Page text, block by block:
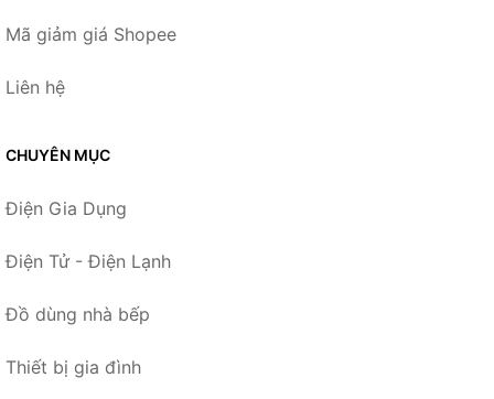
Mã giảm giá Shopee
Liên hệ
CHUYÊN MỤC
Điện Gia Dụng
Điện Tử - Điện Lạnh
Đồ dùng nhà bếp
Thiết bị gia đình